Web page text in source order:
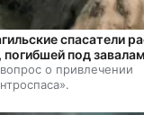
спасатели
погибшей под
о привлечении